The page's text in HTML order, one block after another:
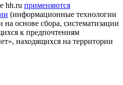
hh.ru применяются
(информационные технологии
основе сбора, систематизации
к предпочтениям
находящихся на территории